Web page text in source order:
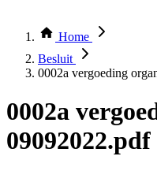
Thema COVID-19
Bekijk per
Home
Besluit
0002a vergoeding
0002a
09092022.pdf